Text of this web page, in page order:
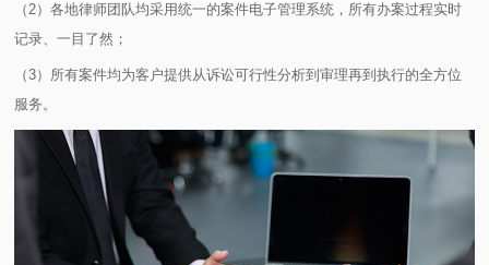
（2）各地律师团队均采用统一的案件电子管理系统，所有办案过程实时
记录、一目了然；
（3）所有案件均为客户提供从诉讼可行性分析到审理再到执行的全方位
服务。